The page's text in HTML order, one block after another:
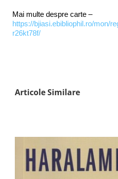
Mai multe despre carte –
https://bjiasi.ebibliophil.ro/mon/
r26kt78f/
Articole Similare